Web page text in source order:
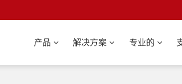
产品 解决方案 专业的